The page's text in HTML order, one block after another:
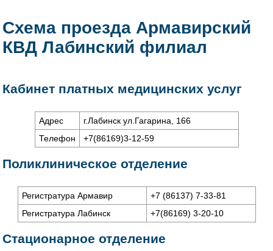
Схема проезда Армавирский
КВД Лабинский филиал
Кабинет платных медицинских услуг
Адрес
г.Лабинск ул.Гагарина, 166
Телефон
+7(86169)3-12-59
Поликлиническое отделение
Регистратура Армавир
+7 (86137) 7-33-81
Регистратура Лабинск
+7(86169) 3-20-10
Стационарное отделение